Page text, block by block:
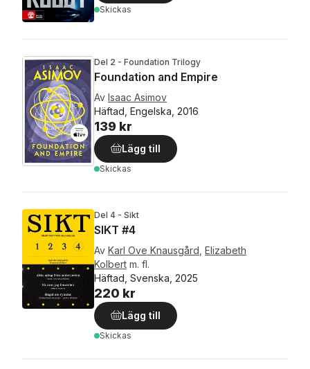
Skickas
Del 2 - Foundation Trilogy
Foundation and Empire
Av Isaac Asimov
Häftad, Engelska, 2016
139 kr
Lägg till
Skickas
Del 4 - Sikt
SIKT #4
Av Karl Ove Knausgård Elizabeth
Kolbert m. fl.
Häftad, Svenska, 2025
220 kr
Lägg till
Skickas